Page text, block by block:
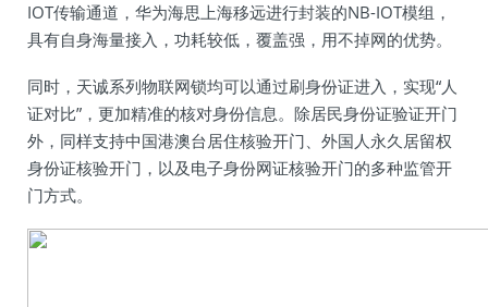
IOT传输通道，华为海思上海移远进行封装的NB-IOT模组，
具有自身海量接入，功耗较低，覆盖强，用不掉网的优势。
同时，天诚系列物联网锁均可以通过刷身份证进入，实现“人
证对比”，更加精准的核对身份信息。除居民身份证验证开门
外，同样支持中国港澳台居住核验开门、外国人永久居留权
身份证核验开门，以及电子身份网证核验开门的多种监管开
门方式。